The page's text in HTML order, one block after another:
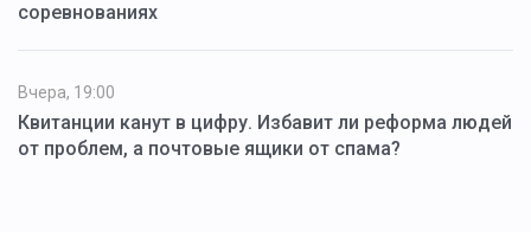
соревнованиях
Вчера, 19:00
Квитанции канут в цифру. Избавит ли реформа людей
от проблем, а почтовые ящики от спама?